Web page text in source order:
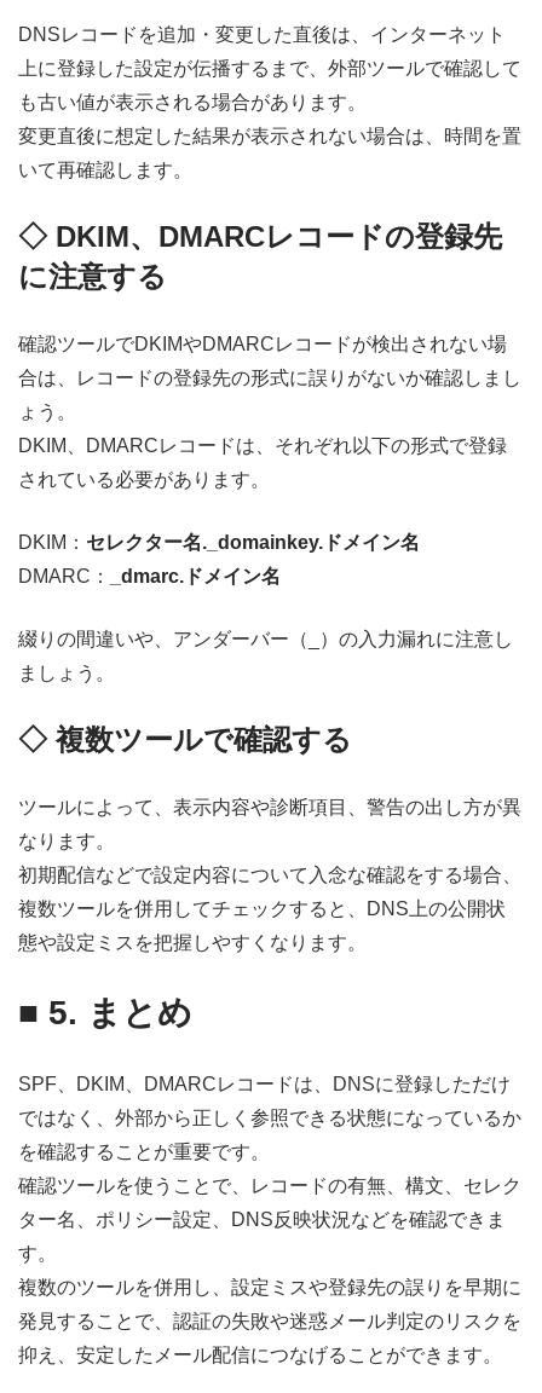
DNSレコードを追加・変更した直後は、インターネット
上に登録した設定が伝播するまで、外部ツールで確認して
も古い値が表示される場合があります。
変更直後に想定した結果が表示されない場合は、時間を置
いて再確認します。
◇ DKIM、DMARCレコードの登録先
に注意する
確認ツールでDKIMやDMARCレコードが検出されない場
合は、レコードの登録先の形式に誤りがないか確認しまし
ょう。
DKIM、DMARCレコードは、それぞれ以下の形式で登録
されている必要があります。
DKIM： セレクター名._domainkey.ドメイン名
DMARC：
_dmarc.ドメイン名
綴りの間違いや、アンダーバー（_）の入力漏れに注意し
ましょう。
◇ 複数ツールで確認する
ツールによって、表示内容や診断項目、警告の出し方が異
なります。
初期配信などで設定内容について入念な確認をする場合、
複数ツールを併用してチェックすると、DNS上の公開状
態や設定ミスを把握しやすくなります。
■ 5. まとめ
SPF、DKIM、DMARCレコードは、DNSに登録しただけ
ではなく、外部から正しく参照できる状態になっているか
を確認することが重要です。
確認ツールを使うことで、レコードの有無、構文、セレク
ター名、ポリシー設定、DNS反映状況などを確認できま
す。
複数のツールを併用し、設定ミスや登録先の誤りを早期に
発見することで、認証の失敗や迷惑メール判定のリスクを
抑え、安定したメール配信につなげることができます。